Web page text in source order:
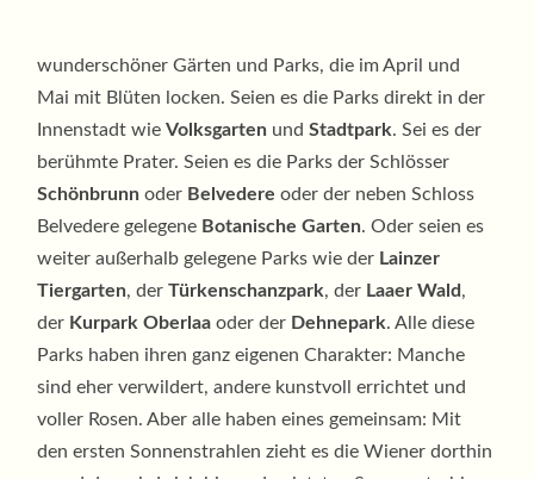
wunderschöner Gärten und Parks, die im April und
Mai mit Blüten locken. Seien es die Parks direkt in der
Innenstadt wieVolksgarten undStadtpark. Sei es der
berühmte Prater. Seien es die Parks der Schlösser
Schönbrunn oder Belvedere oder der neben Schloss
Belvedere gelegene Botanische Garten. Oder seien es
weiter außerhalb gelegene Parks wie der Lainzer
Tiergarten, derTürkenschanzpark, der Laaer Wald,
der Kurpark Oberlaa oder der Dehnepark. Alle diese
Parks haben ihren ganz eigenen Charakter: Manche
sind eher verwildert, andere kunstvoll errichtet und
voller Rosen. Aber alle haben eines gemeinsam: Mit
den ersten Sonnenstrahlen zieht es die Wiener dorthin